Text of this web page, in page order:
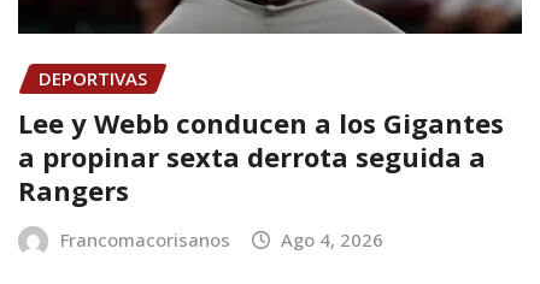
DEPORTIVAS
Lee y Webb conducen a los Gigantes
a propinar sexta derrota seguida a
Rangers
Francomacorisanos Ago 4, 2026